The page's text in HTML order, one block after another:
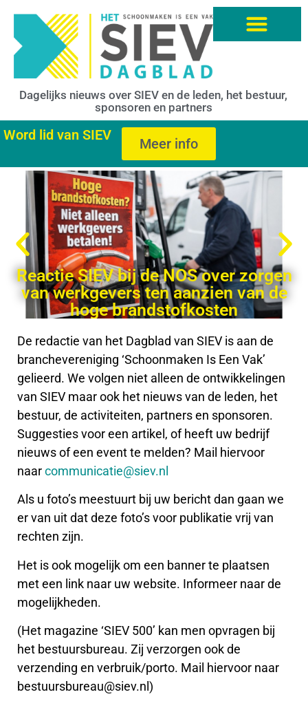
Dagelijks nieuws over SIEV en de leden, het bestuur,
sponsoren en partners
Word lid van SIEV
Meer info
Reactie SIEV bij de NOS over zorgen
van werkgevers ten aanzien van de
hoge brandstofkosten
De redactie van het Dagblad van SIEV is aan de
branchevereniging ‘Schoonmaken Is Een Vak’
gelieerd. We volgen niet alleen de ontwikkelingen
van SIEV maar ook het nieuws van de leden, het
bestuur, de activiteiten, partners en sponsoren.
Suggesties voor een artikel, of heeft uw bedrijf
nieuws of een event te melden? Mail hiervoor
naarcommunicatie@siev.nl
Als u foto’s meestuurt bij uw bericht dan gaan we
er van uit dat deze foto’s voor publikatie vrij van
rechten zijn.
Het is ook mogelijk om een banner te plaatsen
met een link naar uw website. Informeer naar de
mogelijkheden.
(Het magazine ‘SIEV 500’ kan men opvragen bij
het bestuursbureau. Zij verzorgen ook de
verzending en verbruik/porto. Mail hiervoor naar
bestuursbureau@siev.nl)